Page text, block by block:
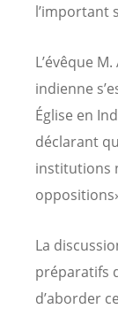
l’important
L’évêque
indienne
Église en
déclarant
institutions
La
préparatifs
d’aborder